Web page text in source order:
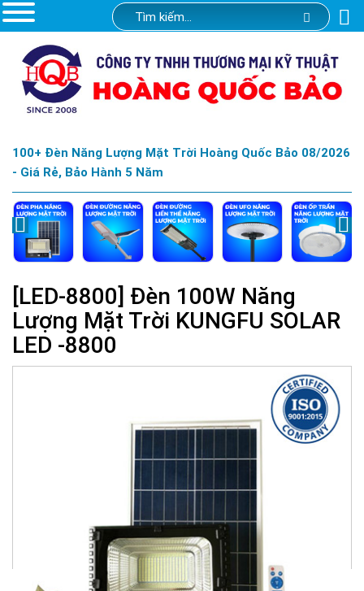
100+ Đèn Năng Lượng Mặt Trời Hoàng Quốc Bảo 08/2026
- Giá Rẻ, Bảo Hành 5 Năm
[LED-8800] Đèn 100W Năng
Lượng Mặt Trời KUNGFU SOLAR
LED -8800